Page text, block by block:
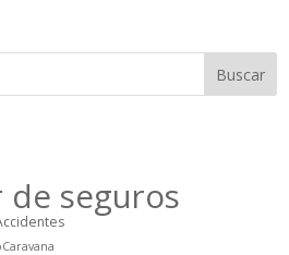
Buscar
seguros